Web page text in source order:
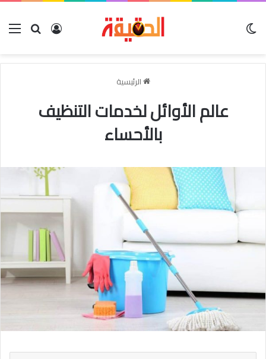
بحث عنتسجيل
الرئيسية
عالم الأوائل لخدمات التنظيف
بالأحساء